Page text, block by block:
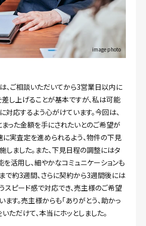
image photo
、ご相談いただいてから3営業日以内に
し上げることが基本ですが、私は可能
対応するよう心がけています。今回は、
った金額を手にされたいとのご希望が
に実査定を進められるよう、物件の下見
しました。また、下見日程の調整にはタ
を活用し、細やかなコミュニケーションも
で約3週間、さらに契約から3週間後には
スピード感で対応でき、売主様のご希望
ます。売主様からも「ありがとう、助かっ
ただけて、本当にホッとしました。